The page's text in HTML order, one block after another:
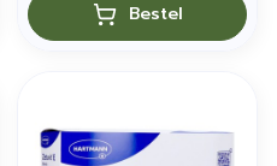
Bestel